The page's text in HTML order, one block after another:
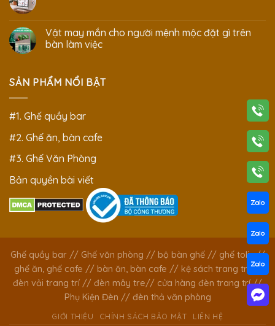
Vật may mắn cho người mệnh mộc đặt gì trên
bàn làm việc
SẢN PHẨM NỔI BẬT
#1. Ghế quầy bar
#2. Ghế ăn, bàn cafe
#3. Ghế Văn Phòng
Bản quyền bài viết
Ghế quầy bar// Ghế văn phòng // bộ bàn ghế// ghế tolix//
ghế ăn, ghế cafe // bàn ăn, bàn cafe // kệ sách trang trí //
đèn vải trang trí // đèn mây tre// cửa hàng đèn trang trí//
Phụ Kiện Đèn // đèn thả văn phòng
GIỚI THIỆU CHÍNH SÁCH BẢO MẬT LIÊN HỆ